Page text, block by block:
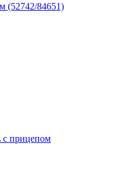
(52742/84651)
с прицепом